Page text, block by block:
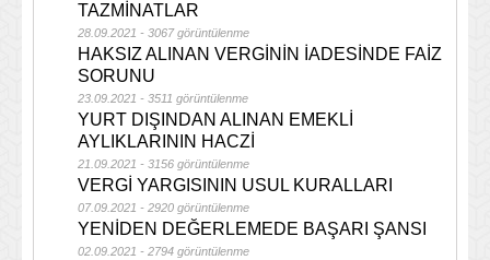
TAZMİNATLAR
28.09.2021 - 3067 görüntülenme
HAKSIZ ALINAN VERGİNİN İADESİNDE FAİZ
SORUNU
23.09.2021 - 3511 görüntülenme
YURT DIŞINDAN ALINAN EMEKLİ
AYLIKLARININ HACZİ
21.09.2021 - 3156 görüntülenme
VERGİ YARGISININ USUL KURALLARI
07.09.2021 - 2920 görüntülenme
YENİDEN DEĞERLEMEDE BAŞARI ŞANSI
02.09.2021 - 2794 görüntülenme